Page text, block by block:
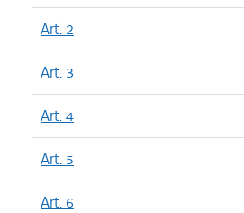
Art. 2
Art. 3
Art. 4
Art. 5
Art. 6